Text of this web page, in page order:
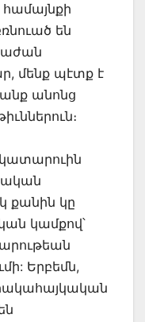
են
մենք պէտք է
անոնց
կատարուին
քանին կը
կամքով՝
Երբեմն,
հակահայկական